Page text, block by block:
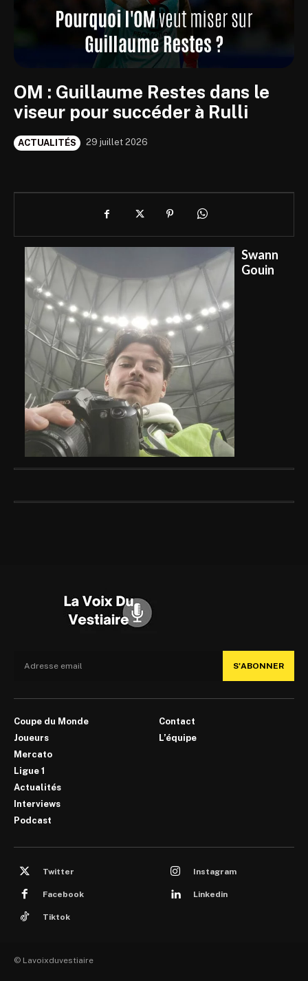
OM : Guillaume Restes dans le
viseur pour succéder à Rulli
ACTUALITÉS 29 juillet 2026
Swann
Gouin
S'ABONNER
Coupe du Monde
Joueurs
Mercato
Ligue 1
Actualités
Interviews
Podcast
Contact
L’équipe
Twitter Instagram
Facebook Linkedin
Tiktok
© Lavoixduvestiaire